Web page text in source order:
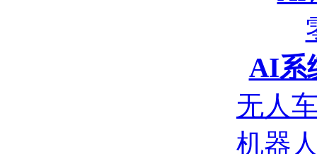
AI系
无人
机器